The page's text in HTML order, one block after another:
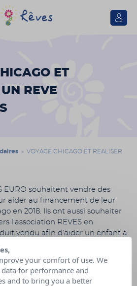
Se
ET
REVE
» VOYAGE CHICAGO ET REALISER
EURO souhaitent vendre des
aider au financement de leur
en 2018. Ils ont aussi souhaiter
l’association REVES en
vendu afin d’aider un enfant à
your comfort of use. We
for performance and
and to bring you a better